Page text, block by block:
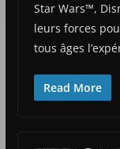
Star Wars™,
leurs forces
tous âges
Read More